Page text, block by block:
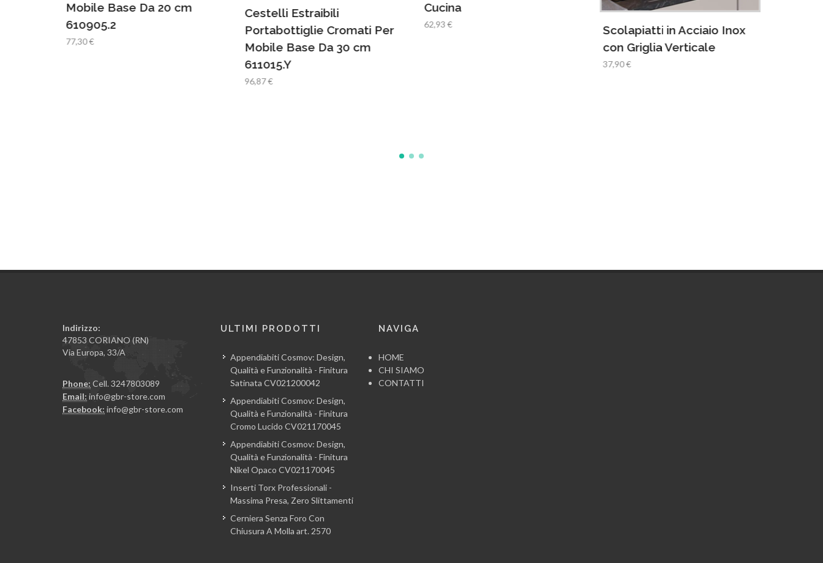
Mobile Base Da 20 cm
610905.2
77,30 €
Cestelli Estraibili
Portabottiglie Cromati Per
Mobile Base Da 30 cm
611015.Y
96,87 €
Cucina
62,93 €
Scolapiatti in Acciaio Inox
con Griglia Verticale
37,90 €
Indirizzo:
47853 CORIANO (RN)
Via Europa, 33/A
Phone: Cell. 3247803089
Email: info@gbr-store.com
Facebook: info@gbr-store.com
ULTIMI PRODOTTI
Appendiabiti Cosmov: Design,
Qualità e Funzionalità - Finitura
Satinata CV021200042
Appendiabiti Cosmov: Design,
Qualità e Funzionalità - Finitura
Cromo Lucido CV021170045
Appendiabiti Cosmov: Design,
Qualità e Funzionalità - Finitura
Nikel Opaco CV021170045
Inserti Torx Professionali -
Massima Presa, Zero Slittamenti
Cerniera Senza Foro Con
Chiusura A Molla art. 2570
NAVIGA
HOME
CHI SIAMO
CONTATTI